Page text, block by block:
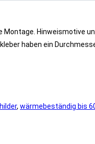
Hinweismotive
haben ein
, wärmebeständig bis